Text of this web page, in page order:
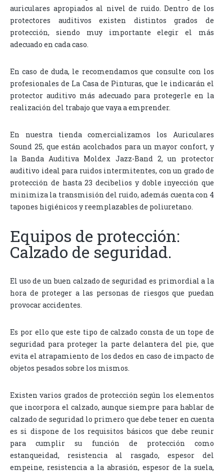
auriculares apropiados al nivel de ruido. Dentro de los
protectores auditivos existen distintos grados de
protección, siendo muy importante elegir el más
adecuado en cada caso.
En caso de duda, le recomendamos que consulte con los
profesionales de La Casa de Pinturas, que le indicarán el
protector auditivo más adecuado para protegerle en la
realización del trabajo que vaya a emprender.
En nuestra tienda comercializamos los Auriculares
Sound 25, que están acolchados para un mayor confort, y
la Banda Auditiva Moldex Jazz-Band 2, un protector
auditivo ideal para ruidos intermitentes, con un grado de
protección de hasta 23 decibelios y doble inyección que
minimiza la transmisión del ruido, además cuenta con 4
tapones higiénicos y reemplazables de poliuretano.
Equipos de protección:
Calzado de seguridad.
El uso de un buen calzado de seguridad es primordial a la
hora de proteger a las personas de riesgos que puedan
provocar accidentes.
Es por ello que este tipo de calzado consta de un tope de
seguridad para proteger la parte delantera del pie, que
evita el atrapamiento de los dedos en caso de impacto de
objetos pesados sobre los mismos.
Existen varios grados de protección según los elementos
que incorpora el calzado, aunque siempre para hablar de
calzado de seguridad lo primero que debe tener en cuenta
es si dispone de los requisitos básicos que debe reunir
para cumplir su función de protección como
estanqueidad, resistencia al rasgado, espesor del
empeine, resistencia a la abrasión, espesor de la suela,